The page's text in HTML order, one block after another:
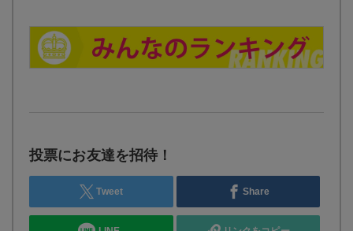
投票にお友達を招待！
Tweet Share